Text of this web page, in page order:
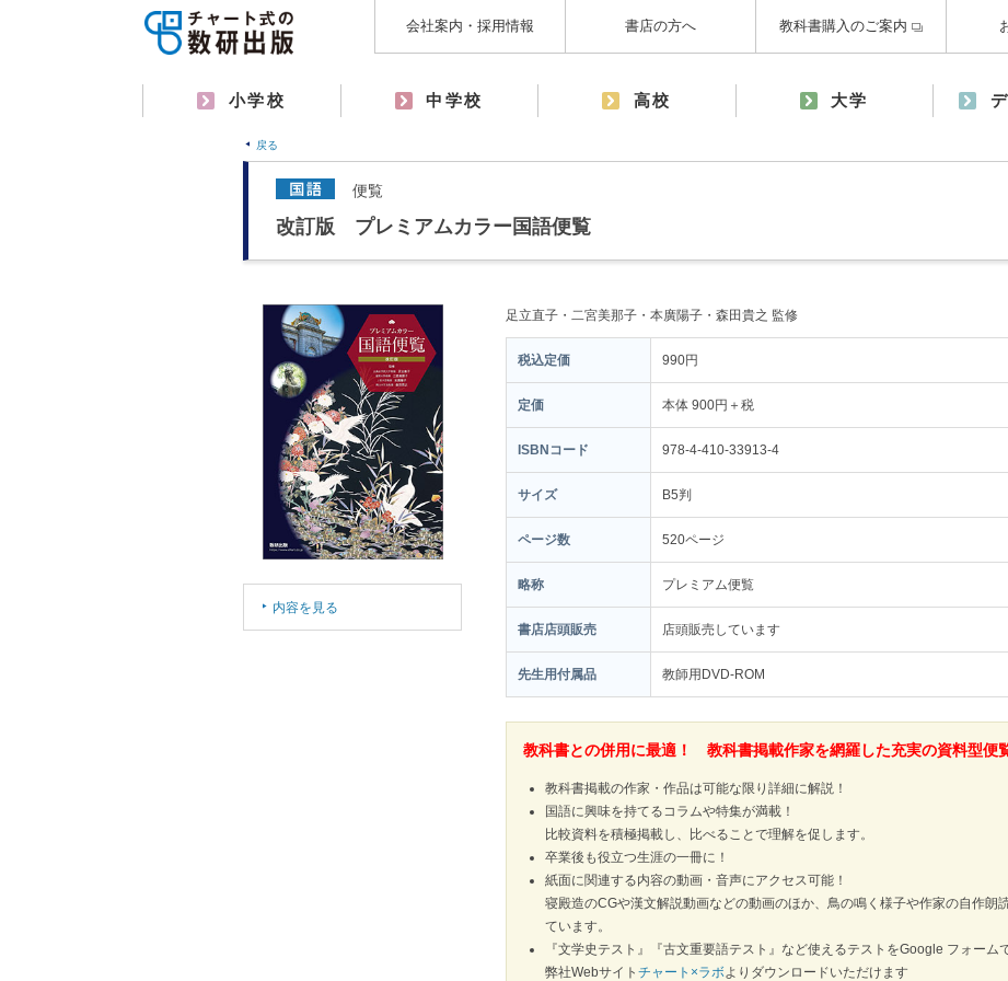
会社案内・採用情報 書店の方へ 教科書購入のご案内
小学校 中学校 高校 大学
戻る
便覧
改訂版 プレミアムカラー国語便覧
足立直子・二宮美那子・本廣陽子・森田貴之 監修
税込定価 990円
定価 本体 900円＋税
ISBNコード 978-4-410-33913-4
サイズ B5判
ページ数 520ページ
略称 プレミアム便覧
書店店頭販売 店頭販売しています
先生用付属品 教師用DVD-ROM
教科書との併用に最適！ 教科書掲載作家を網羅した充実の資料型便
教科書掲載の作家・作品は可能な限り詳細に解説！
国語に興味を持てるコラムや特集が満載！
比較資料を積極掲載し、比べることで理解を促します。
卒業後も役立つ生涯の一冊に！
紙面に関連する内容の動画・音声にアクセス可能！
寝殿造のCGや漢文解説動画などの動画のほか、鳥の鳴く様子や作家の自作朗
ています。
『文学史テスト』『古文重要語テスト』など使えるテストをGoogle フォーム
弊社Webサイト チャート×ラボよりダウンロードいただけます
内容を見る